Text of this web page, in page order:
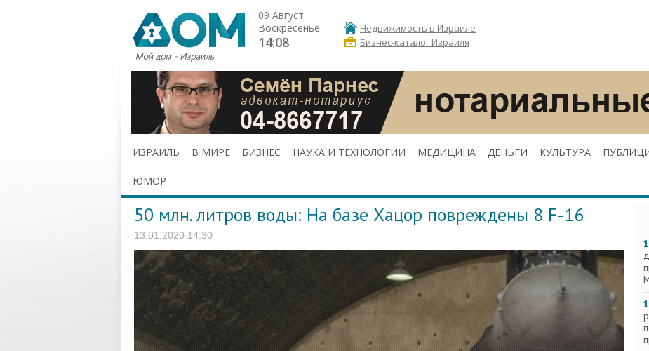
09 Август
Воскресенье
14:08
Недвижимость в Израиле
Бизнес-каталог Израиля
ИЗРАИЛЬ В МИРЕ БИЗНЕС НАУКА И ТЕХНОЛОГИИ МЕДИЦИНА ДЕНЬГИ КУЛЬТУРА
ЮМОР
50 млн. литров воды: На базе Хацор повреждены 8 F-16
13.01.2020 14:30